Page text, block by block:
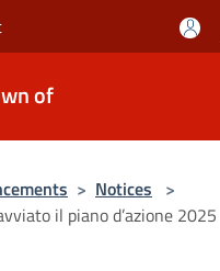
of
> Notices >
il piano d’azione 2025